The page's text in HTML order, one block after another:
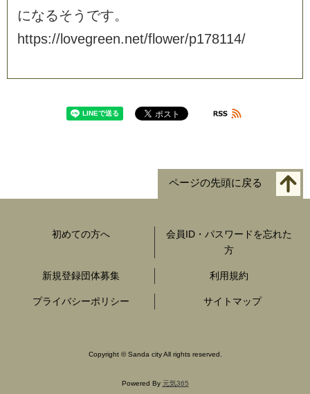
になるそ う です。
https://lovegreen.net/flower/p178114/
ページの先頭に戻る
初めての方へ
会員ID・パスワードを忘れた
方
新規登録団体募集 利用規約
プライバシーポリシー サイトマップ
Copyright ©Sanda city All rights reserved.
Powered By 元気365